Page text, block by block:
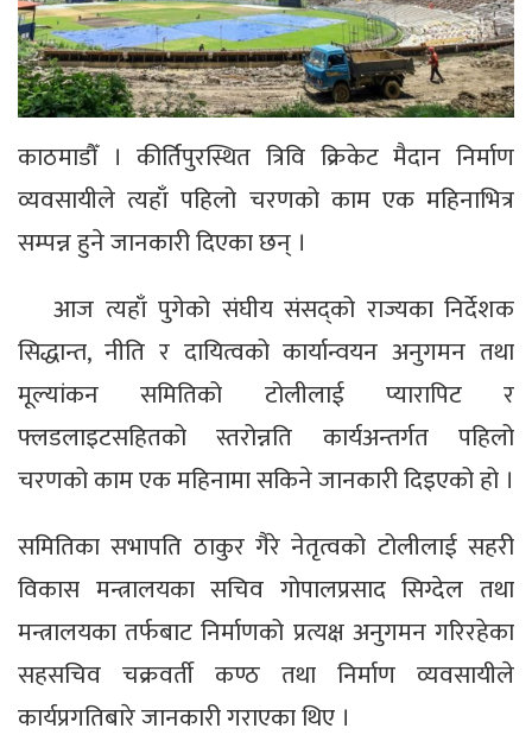
काठमाडौँ । कीर्तिपुरस्थित त्रिवि क्रिकेट मैदान निर्माण
व्यवसायीले त्यहाँ पहिलो चरणको काम एक महिनाभित्र
सम्पन्न हुने जानकारी दिएका छन् ।
आज त्यहाँ पुगेको संघीय संसद्को राज्यका निर्देशक
सिद्धान्त, नीति र दायित्वको कार्यान्वयन अनुगमन तथा
मूल्यांकन समितिको टोलीलाई प्यारापिट र
फ्लडलाइटसहितको स्तरोन्नति कार्यअन्तर्गत पहिलो
चरणको काम एक महिनामा सकिने जानकारी दिइएको हो ।
समितिका सभापति ठाकुर गैरे नेतृत्वको टोलीलाई सहरी
विकास मन्त्रालयका सचिव गोपालप्रसाद सिग्देल तथा
मन्त्रालयका तर्फबाट निर्माणको प्रत्यक्ष अनुगमन गरिरहेका
सहसचिव चक्रवर्ती कण्ठ तथा निर्माण व्यवसायीले
कार्यप्रगतिबारे जानकारी गराएका थिए ।